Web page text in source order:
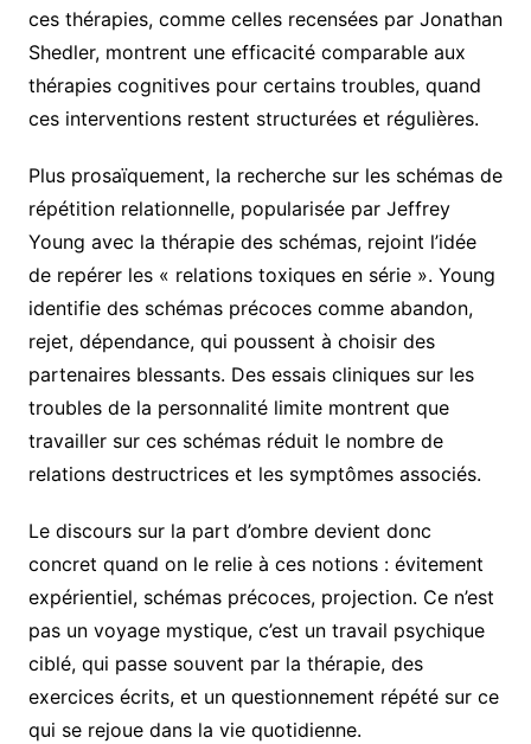
ces thérapies, comme celles recensées par Jonathan
Shedler, montrent une efficacité comparable aux
thérapies cognitives pour certains troubles, quand
ces interventions restent structurées et régulières.
Plus prosaïquement, la recherche sur les schémas de
répétition relationnelle, popularisée par Jeffrey
Young avec la thérapie des schémas, rejoint l’idée
de repérer les « relations toxiques en série ». Young
identifie des schémas précoces comme abandon,
rejet, dépendance, qui poussent à choisir des
partenaires blessants. Des essais cliniques sur les
troubles de la personnalité limite montrent que
travailler sur ces schémas réduit le nombre de
relations destructrices et les symptômes associés.
Le discours sur la part d’ombre devient donc
concret quand on le relie à ces notions : évitement
expérientiel, schémas précoces, projection. Ce n’est
pas un voyage mystique, c’est un travail psychique
ciblé, qui passe souvent par la thérapie, des
exercices écrits, et un questionnement répété sur ce
qui se rejoue dans la vie quotidienne.